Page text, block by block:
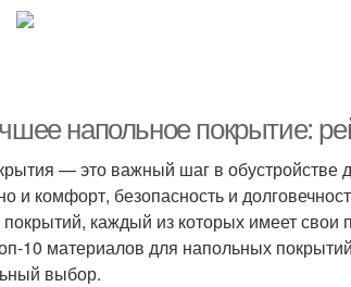
напольное покрытие:
— это важный шаг в обустройстве
и комфорт, безопасность и
каждый из которых имеет свои
10 материалов для напольных
выбор.